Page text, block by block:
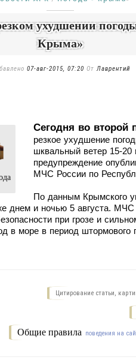
ухудшении
Крыма»
07-авг-2015, 07:20 ОтЛаврентий
Сегодня во второй
резкое ухудшение
шквальный ветер 15-
предупреждение
МЧС России по
По данным Крымского
днем и ночью 5 августа. МЧС
при грозе и
в море в период штормового
Цитирование статьи,
Общие правила поведения на